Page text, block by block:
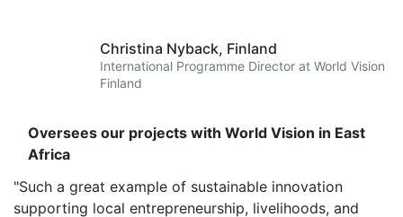
Christina Nyback, Finland
International Programme Director at World Vision
Finland
Oversees our projects with World Vision in East
Africa
"Such a great example of sustainable innovation
supporting local entrepreneurship, livelihoods, and